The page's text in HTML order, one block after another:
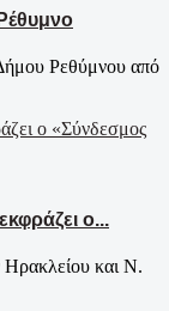
Ρεθύμνου από
ο...
και Ν.